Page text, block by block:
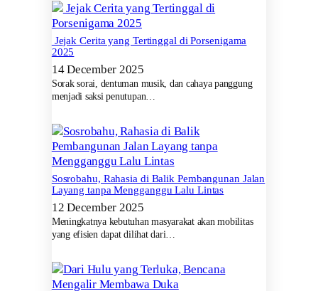
Jejak Cerita yang Tertinggal di Porsenigama
2025
14 December 2025
Sorak sorai, dentuman musik, dan cahaya panggung
menjadi saksi penutupan…
Sosrobahu, Rahasia di Balik Pembangunan Jalan
Layang tanpa Mengganggu Lalu Lintas
12 December 2025
Meningkatnya kebutuhan masyarakat akan mobilitas
yang efisien dapat dilihat dari…